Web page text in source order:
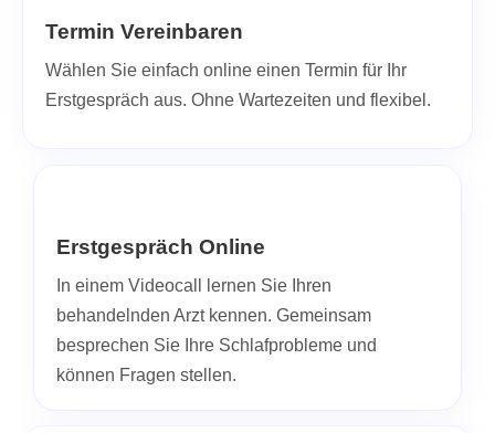
Termin Vereinbaren
Wählen Sie einfach online einen Termin für Ihr
Erstgespräch aus. Ohne Wartezeiten und flexibel.
Erstgespräch Online
In einem Videocall lernen Sie Ihren
behandelnden Arzt kennen. Gemeinsam
besprechen Sie Ihre Schlafprobleme und
können Fragen stellen.